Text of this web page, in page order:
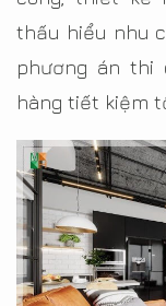
thấu hiểu nhu
phương án thi
hàng tiết kiệm